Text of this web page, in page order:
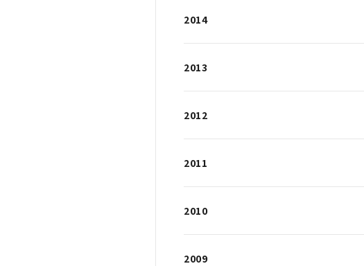
2014
2013
2012
2011
2010
2009